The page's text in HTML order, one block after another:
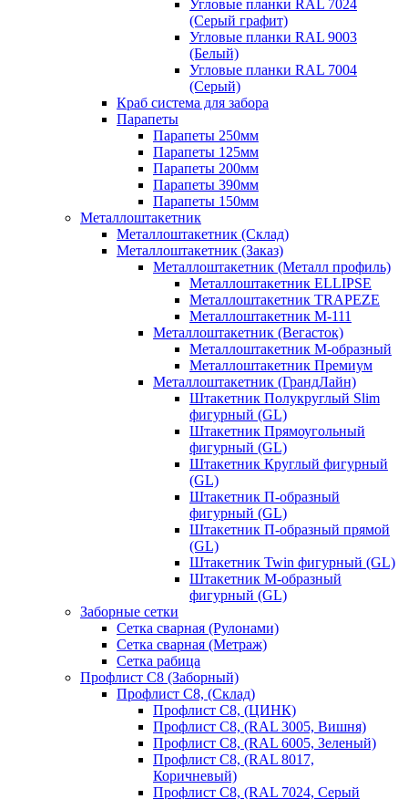
Угловые планки RAL 7024
(Серый графит)
Угловые планки RAL 9003
(Белый)
Угловые планки RAL 7004
(Серый)
Краб система для забора
Парапеты
Парапеты 250мм
Парапеты 125мм
Парапеты 200мм
Парапеты 390мм
Парапеты 150мм
Металлоштакетник
Металлоштакетник (Склад)
Металлоштакетник (Заказ)
Металлоштакетник (Металл профиль)
Металлоштакетник ELLIPSE
Металлоштакетник TRAPEZE
Металлоштакетник М-111
Металлоштакетник (Вегасток)
Металлоштакетник М-образный
Металлоштакетник Премиум
Металлоштакетник (ГрандЛайн)
Штакетник Полукруглый Slim
фигурный (GL)
Штакетник Прямоугольный
фигурный (GL)
Штакетник Круглый фигурный
(GL)
Штакетник П-образный
фигурный (GL)
Штакетник П-образный прямой
(GL)
Штакетник Twin фигурный (GL)
Штакетник М-образный
фигурный (GL)
Заборные сетки
Сетка сварная (Рулонами)
Сетка сварная (Метраж)
Сетка рабица
Профлист С8 (Заборный)
Профлист С8, (Склад)
Профлист С8, (ЦИНК)
Профлист С8, (RAL 3005, Вишня)
Профлист С8, (RAL 6005, Зеленый)
Профлист С8, (RAL 8017,
Коричневый)
Профлист С8, (RAL 7024, Серый